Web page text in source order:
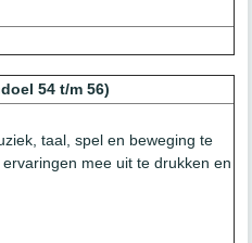
54 t/m 56)
taal, spel en beweging te
mee uit te drukken en